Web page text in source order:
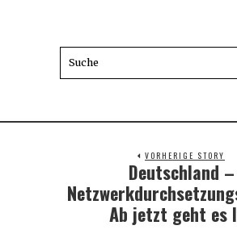
VORHERIGE STORY
Previous
post:
Deutschland –
Ab jetzt geht es